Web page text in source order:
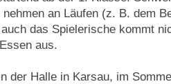
an Läufen (z. B. dem
das Spielerische kommt
aus.
der Halle in Karsau, im